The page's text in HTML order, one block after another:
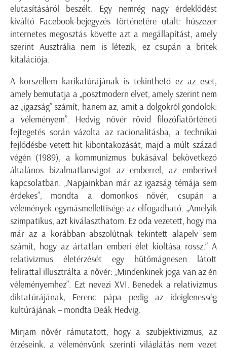
elutasításáról beszélt. Egy nemrég nagy érdeklődést
kiváltó Facebook-bejegyzés történetére utalt: húszezer
internetes megosztás követte azt a megállapítást, amely
szerint Ausztrália nem is létezik, ez csupán a britek
kitalációja.
A korszellem karikatúrájának is tekinthető ez az eset,
amely bemutatja a „posztmodern elvet, amely szerint nem
az „igazság” számít, hanem az, amit a dolgokról gondolok:
a véleményem”. Hedvig nővér rövid filozófiatörténeti
fejtegetés során vázolta az racionalitásba, a technikai
fejlődésbe vetett hit kibontakozását, majd a múlt század
végén (1989), a kommunizmus bukásával bekövetkező
általános bizalmatlanságot az emberrel, az emberivel
kapcsolatban. „Napjainkban már az igazság témája sem
érdekes”, mondta a domonkos nővér, csupán a
vélemények egymásmellettisége az elfogadható. „Amelyik
szimpatikus, azt kiválaszthatom. Ez oda vezetett, hogy ma
már az a korábban abszolútnak tekintett alapelv sem
számít, hogy az ártatlan emberi élet kioltása rossz.” A
relativizmus életérzését egy hűtőmágnesen látott
felirattal illusztrálta a nővér: „Mindenkinek joga van az én
véleményemhez”. Ezt nevezi XVI. Benedek a relativizmus
diktatúrájának, Ferenc pápa pedig az ideiglenesség
kultúrájának – mondta Deák Hedvig.
Mirjam nővér rámutatott, hogy a szubjektivizmus, az
érzéseink, a véleményünk szerinti világlátás nem vezet